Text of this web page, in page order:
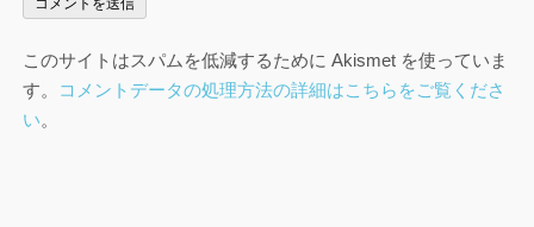
このサイトはスパムを低減するために Akismet を使っていま
す。
コメントデータの処理方法の詳細はこちらをご覧くださ
い。